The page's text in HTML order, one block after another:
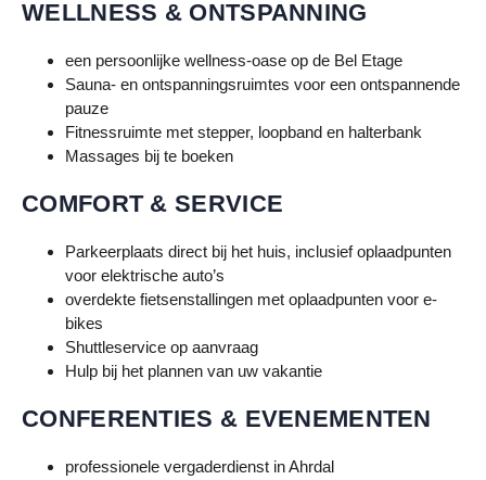
WELLNESS & ONTSPANNING
een persoonlijke wellness-oase op de Bel Etage
Sauna- en ontspanningsruimtes voor een ontspannende
pauze
Fitnessruimte met stepper, loopband en halterbank
Massages bij te boeken
COMFORT & SERVICE
Parkeerplaats direct bij het huis, inclusief oplaadpunten
voor elektrische auto’s
overdekte fietsenstallingen met oplaadpunten voor e-
bikes
Shuttleservice op aanvraag
Hulp bij het plannen van uw vakantie
CONFERENTIES & EVENEMENTEN
professionele vergaderdienst inAhrdal